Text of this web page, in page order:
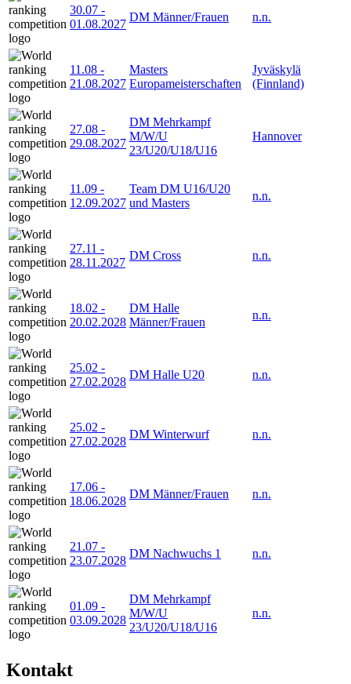
30.07 -
01.08.2027
DM Männer/Frauen n.n.
11.08 -
21.08.2027
Masters
Europameisterschaften
Jyväskylä
(Finnland)
27.08 -
29.08.2027
DM Mehrkampf
M/W/U
23/U20/U18/U16
Hannover
11.09 -
12.09.2027
Team DM U16/U20
und Masters
n.n.
27.11 -
28.11.2027
DM Cross n.n.
18.02 -
20.02.2028
DM Halle
Männer/Frauen
n.n.
25.02 -
27.02.2028
DM Halle U20 n.n.
25.02 -
27.02.2028
DM Winterwurf n.n.
17.06 -
18.06.2028
DM Männer/Frauen n.n.
21.07 -
23.07.2028
DM Nachwuchs 1 n.n.
01.09 -
03.09.2028
DM Mehrkampf
M/W/U
23/U20/U18/U16
n.n.
Kontakt